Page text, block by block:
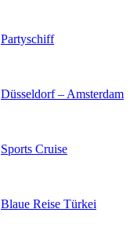
Partyschiff
Düsseldorf – Amsterdam
Sports Cruise
Blaue Reise Türkei